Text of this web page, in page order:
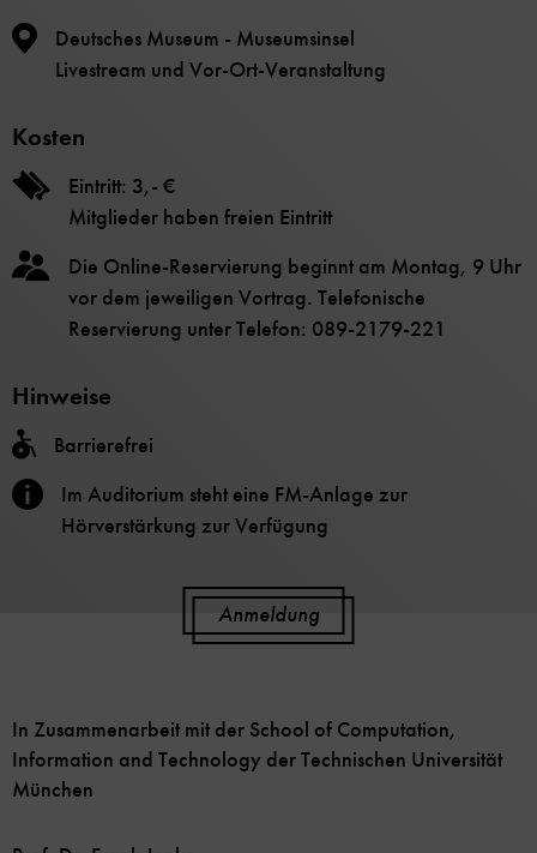
Deutsches Museum - Museumsinsel
Livestream und Vor-Ort-Veranstaltung
Kosten
Eintritt: 3,- €
Mitglieder haben freien Eintritt
Die Online-Reservierung beginnt am Montag, 9 Uhr
vor dem jeweiligen Vortrag. Telefonische
Reservierung unter Telefon: 089-2179-221
Hinweise
Barrierefrei
Im Auditorium steht eine FM-Anlage zur
Hörverstärkung zur Verfügung
Anmeldung
In Zusammenarbeit mit der School of Computation,
Information and Technology der Technischen Universität
München